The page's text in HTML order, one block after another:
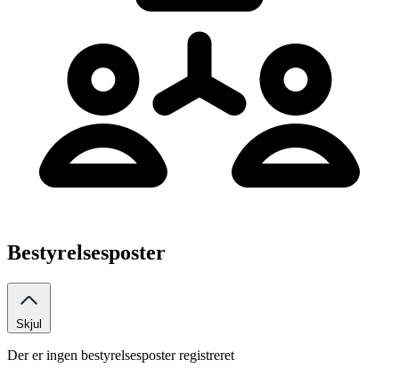
Bestyrelsesposter
Skjul
Der er ingen bestyrelsesposter registreret